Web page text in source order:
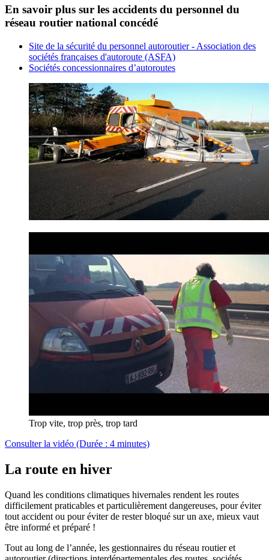
En savoir plus sur les accidents du personnel du
réseau routier national concédé
Site de la sécurité du personnel autoroutier - Association des
sociétés françaises d'autoroute (ASFA)
Sociétés concessionnaires d’autoroutes
Trop vite, trop près, trop tard
Consulter la vidéo (Durée : 4 minutes)
La route en hiver
Quand les conditions climatiques hivernales rendent les routes
difficilement praticables et particulièrement dangereuses, pour éviter
tout accident ou pour éviter de rester bloqué sur un axe, mieux vaut
être informé et préparé !
Tout au long de l’année, les gestionnaires du réseau routier et